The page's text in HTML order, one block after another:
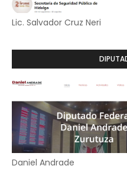
Lic. Salvador Cruz Neri
Daniel Andrade